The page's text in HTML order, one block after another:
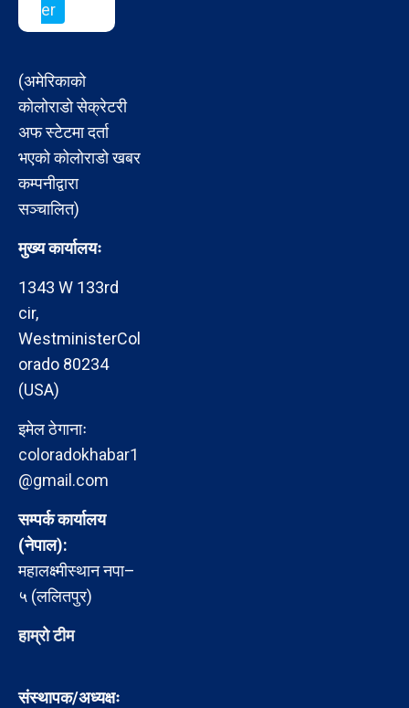
er
(अमेरिकाको
कोलोराडो सेक्रेटरी
अफ स्टेटमा दर्ता
भएको कोलोराडो खबर
कम्पनीद्वारा
सञ्चालित)
मुख्य कार्यालयः
1343 W 133rd
cir,
WestministerCol
orado 80234
(USA)
इमेल ठेगानाः
coloradokhabar1
@gmail.com
सम्पर्क कार्यालय
(नेपाल):
महालक्ष्मीस्थान नपा–
५ (ललितपुर)
हाम्रो टीम
संस्थापक/अध्यक्षः